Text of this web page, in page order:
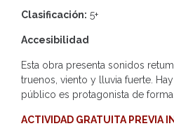
Clasificación: 5+
Accesibilidad
Esta obra presenta sonidos
truenos, viento y lluvia fuerte.
público es protagonista de forma
ACTIVIDAD GRATUITA PREVIA